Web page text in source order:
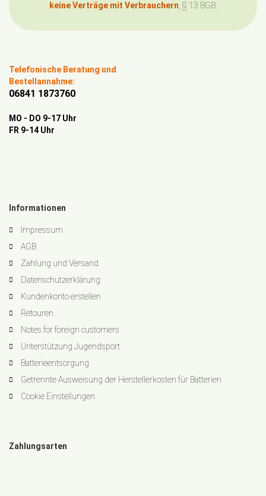
keine Verträge mit Verbrauchern , § 13 BGB.
Telefonische Beratung und
Bestellannahme:
06841 1873760
MO - DO 9-17 Uhr
FR 9-14 Uhr
Informationen
Impressum
AGB
Zahlung und Versand
Datenschutzerklärung
Kundenkonto erstellen
Retouren
Notes for foreign customers
Unterstützung Jugendsport
Batterieentsorgung
Getrennte Ausweisung der Herstellerkosten für Batterien
Cookie Einstellungen
Zahlungsarten